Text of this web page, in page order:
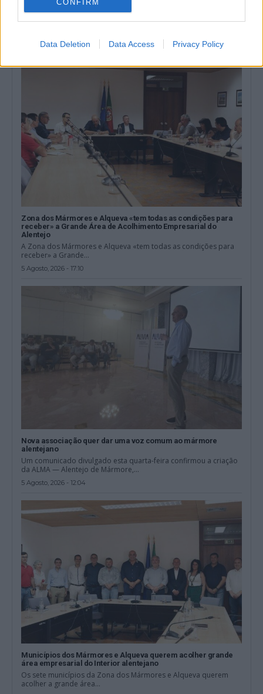
CONFIRM
Data Deletion Data Access Privacy Policy
Instituto Cultural de Évora promove fichas pedagógicas
gratuitas sobre património e natureza
O Instituto Cultural de Évora (ICÉ) e o Repositório Pedagógico
6 Agosto, 2026 - 12:15
Zona dos Mármores e Alqueva «tem todas as condições para
receber» a Grande Área de Acolhimento Empresarial do
Alentejo
A Zona dos Mármores e Alqueva «tem todas as condições para
receber» a Grande...
5 Agosto, 2026 - 17:10
Nova associação quer dar uma voz comum ao mármore
alentejano
Um comunicado divulgado esta quarta-feira confirmou a criação
da ALMA — Alentejo de Mármore,...
5 Agosto, 2026 - 12:04
Municípios dos Mármores e Alqueva querem acolher grande
área empresarial do Interior alentejano
Os sete municípios da Zona dos Mármores e Alqueva querem
acolher a grande área...